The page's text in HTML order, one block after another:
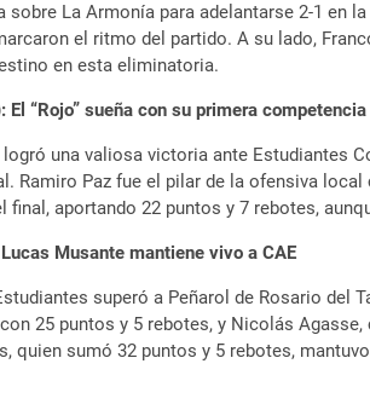
La Armonía para adelantarse 2-1 en
el ritmo del partido. A su lado,
en esta eliminatoria.
“Rojo” sueña con su primera competencia
una valiosa victoria ante
Ramiro Paz fue el pilar de la ofensiva
aportando 22 puntos y 7 rebotes,
Musante mantiene vivo a CAE
superó a Peñarol de Rosario del
25 puntos y 5 rebotes, y Nicolás
quien sumó 32 puntos y 5 rebotes,